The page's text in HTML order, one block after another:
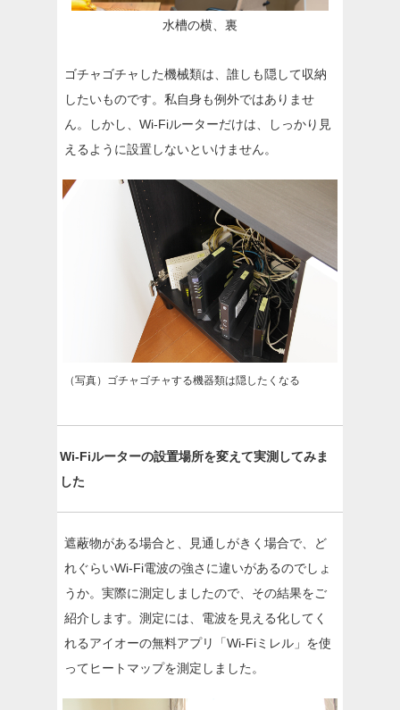
水槽の横、裏
ゴチャゴチャした機械類は、誰しも隠して収納
したいものです。私自身も例外ではありませ
ん。しかし、Wi-Fiルーターだけは、しっかり見
えるように設置しないといけません。
（写真）ゴチャゴチャする機器類は隠したくなる
Wi-Fiルーターの設置場所を変えて実測してみま
した
遮蔽物がある場合と、見通しがきく場合で、ど
れぐらいWi-Fi電波の強さに違いがあるのでしょ
うか。実際に測定しましたので、その結果をご
紹介します。測定には、電波を見える化してく
れるアイオーの無料アプリ「Wi-Fiミレル」を使
ってヒートマップを測定しました。